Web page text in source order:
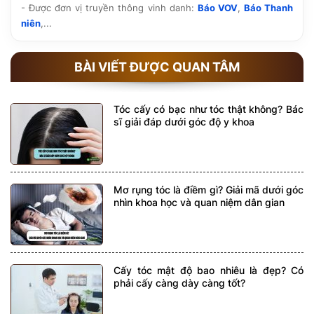
- Được đơn vị truyền thông vinh danh: Báo VOV, Báo Thanh
niên,...
BÀI VIẾT ĐƯỢC QUAN TÂM
Tóc cấy có bạc như tóc thật không? Bác
sĩ giải đáp dưới góc độ y khoa
Mơ rụng tóc là điềm gì? Giải mã dưới góc
nhìn khoa học và quan niệm dân gian
Cấy tóc mật độ bao nhiêu là đẹp? Có
phải cấy càng dày càng tốt?